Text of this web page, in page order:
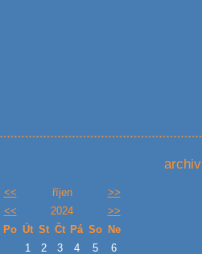
archiv
<< říjen
>>
<<
2024
>>
Po Út St Čt Pá So
Ne
1
2 3 4 5 6